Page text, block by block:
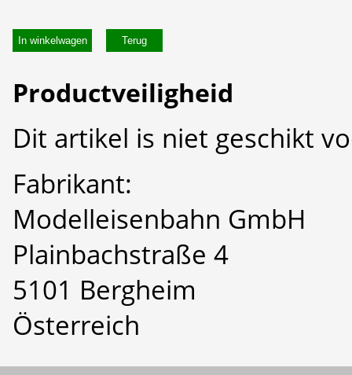
In winkelwagen
Productveiligheid
Dit artikel is niet geschikt
Fabrikant:
Modelleisenbahn GmbH
Plainbachstraße 4
5101 Bergheim
Österreich